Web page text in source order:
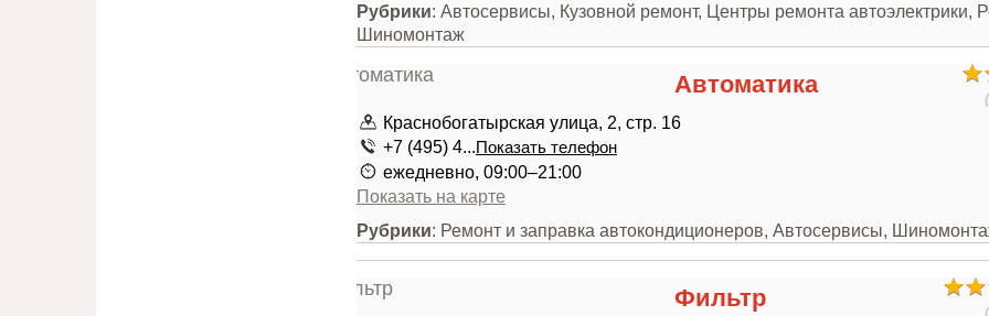
Рубрики: Автосервисы, Кузовной ремонт, Центры ремонта автоэлектрики,
Шиномонтаж
Автоматика
Краснобогатырская улица, 2, стр. 16
+7 (495) 4...Показать телефон
ежедневно, 09:00–21:00
Показать на карте
Рубрики: Ремонт и заправка автокондиционеров, Автосервисы,
Фильтр